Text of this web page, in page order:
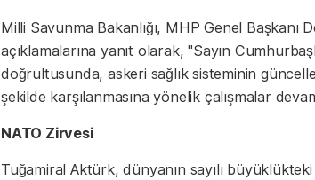
Milli Savunma Bakanlığı, MHP Genel Başkanı
açıklamalarına yanıt olarak, "Sayın
doğrultusunda, askeri sağlık sisteminin
şekilde karşılanmasına yönelik çalışmalar
NATO Zirvesi
Tuğamiral Aktürk, dünyanın sayılı